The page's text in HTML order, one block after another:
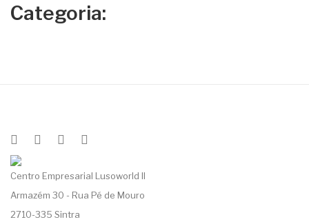
Categoria:
Centro Empresarial Lusoworld II
Armazém 30 - Rua Pé de Mouro
2710-335 Sintra